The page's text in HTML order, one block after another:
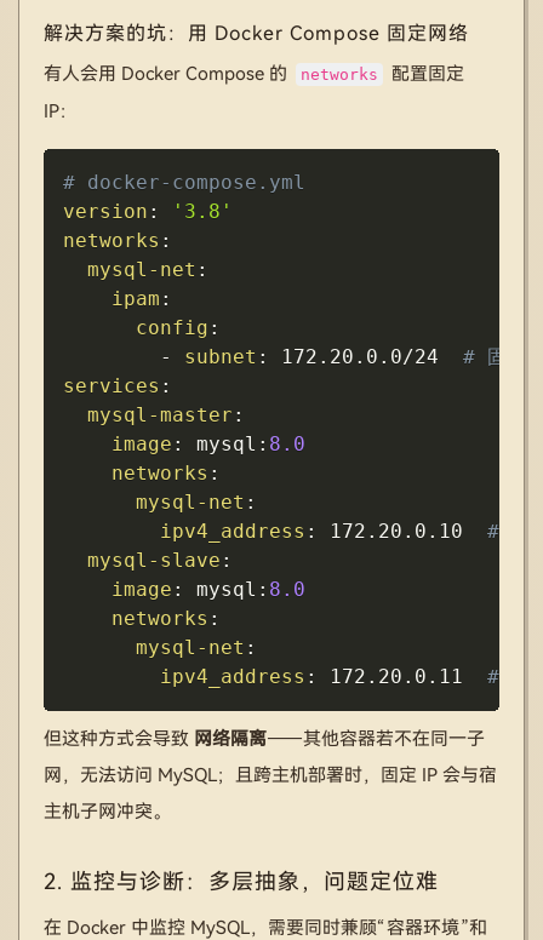
解决方案的坑：用 Docker Compose 固定网络
有人会用 Docker Compose 的 networks
配置固定
IP：
# docker-compose.yml
version :
'3.8'
networks :
mysql-net :
ipam :
config :
-
subnet : 172.20.0.0/24 # 固定
services :
mysql-master :
image : mysql : 8.0
networks :
mysql-net :
ipv4_address : 172.20.0.10 # 固
mysql-slave :
image : mysql : 8.0
networks :
mysql-net :
ipv4_address : 172.20.0.11 # 固
但这种方式会导致 网络隔离——其他容器若不在同一子
网，无法访问 MySQL；且跨主机部署时，固定 IP 会与宿
主机子网冲突。
2. 监控与诊断：多层抽象，问题定位难
在 Docker 中监控 MySQL，需要同时兼顾“容器环境”和